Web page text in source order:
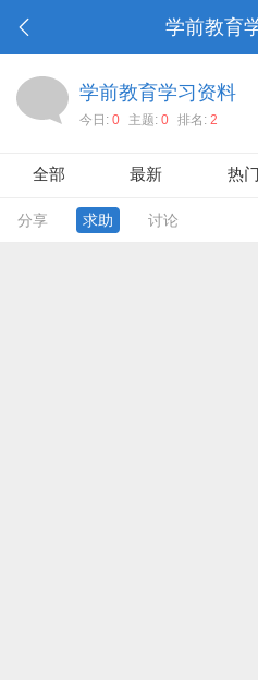
学前教育
学前教育学习资料
今日: 0 主题: 0 排名: 2
全部 最新 热门
分享 求助 讨论